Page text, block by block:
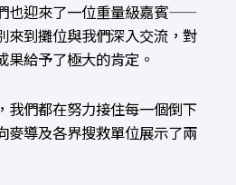
也迎來了一位重量級嘉賓——
來到攤位與我們深入交流，對
果給予了極大的肯定。
我們都在努力接住每一個倒下
麥導及各界搜救單位展示了兩